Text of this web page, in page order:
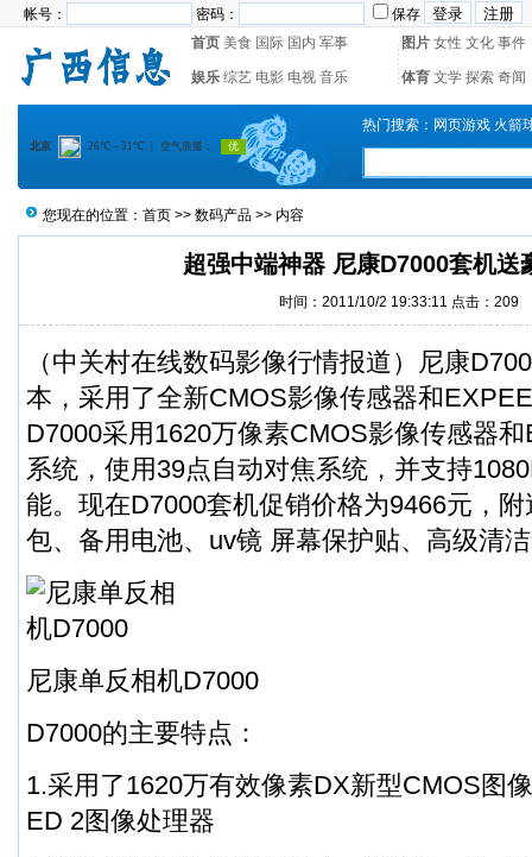
帐号： 密码：
保存
首页 美食 国际 国内 军事 图片 女性 文化 事件
娱乐 综艺 电影 电视 音乐 体育 文学 探索 奇闻
热门搜索： 网页游戏 火箭
您现在的位置： 首页 >> 数码产品 >> 内容
超强中端神器 尼康D7000套机送
时间：2011/10/2 19:33:11 点击： 209
（中关村在线数码影像行情报道）尼康
本，采用了全新CMOS影像传感器和
D7000采用1620万像素CMOS影像传感器
系统，使用39点自动对焦系统，并支持
能。现在D7000套机促销价格为9466元，
包、备用电池、uv镜 屏幕保护贴、高级清
尼康单反相机D7000
D7000的主要特点：
1.采用了1620万有效像素DX新型CMOS图
ED 2图像处理器